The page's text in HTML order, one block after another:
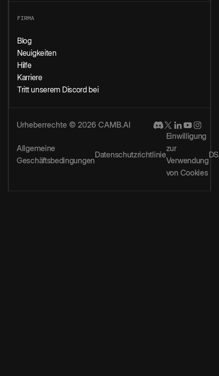
FIRMA
Blog
Neuigkeiten
Hilfe
Karriere
Tritt unserem Discord bei
Urheberrechte © 2026 CAMB.AI
Allgemeine
Geschäftsbedingungen
Datenschutzrichtlinie
Einwilligung
zur
Verwendung
von Cookies